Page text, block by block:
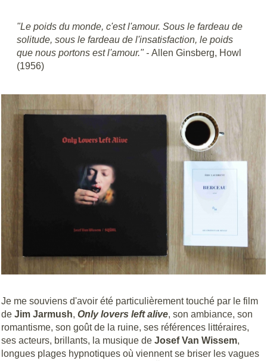
"Le poids du monde, c'est l'amour. Sous le fardeau de
solitude, sous le fardeau de l'insatisfaction, le poids
que nous portons est l'amour." -Allen Ginsberg, Howl
(1956)
Je me souviens d'avoir été particulièrement touché par le film
de Jim Jarmush, Only lovers left alive, son ambiance, son
romantisme, son goût de la ruine, ses références littéraires,
ses acteurs, brillants, la musique de Josef Van Wissem,
longues plages hypnotiques où viennent se briser les vagues